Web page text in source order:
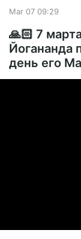
Mar 07 09:29
🙏🏻 7
Йогананда
день его